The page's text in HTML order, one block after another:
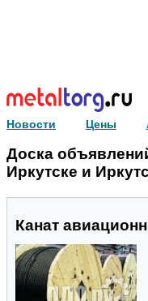
Новости Цены
Доска
Иркутске и
Канат